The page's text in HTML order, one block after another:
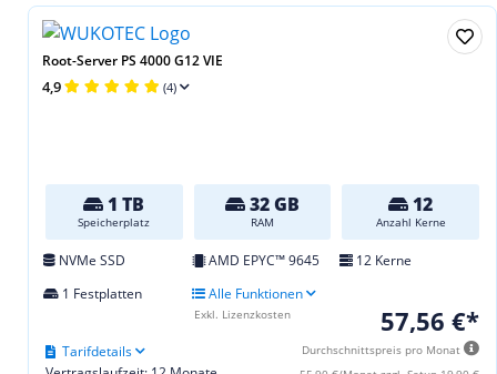
Root-Server PS 4000 G12 VIE
4,9 (4)
1 TB
Speicherplatz
32 GB
RAM
12
Anzahl Kerne
NVMe SSD AMD EPYC™ 9645
12 Kerne
1 Festplatten
Alle Funktionen
57,56 €*
Durchschnittspreis pro Monat
Tarifdetails
Exkl. Lizenzkosten